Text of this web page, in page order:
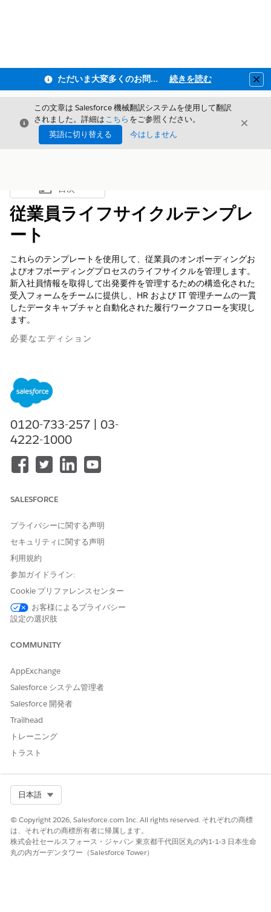
ただいま大変多くのお問い合わせをいただいており、ご連絡までにお時間を頂戴しております 続きを読む
閉じる
この文章は Salesforce 機械翻訳システムを使用して翻訳
されました。詳細はこちら をご参照ください。
英語に切り替える
今はしません
閉じる
目次を表示
目次
従業員ライフサイクルテンプレ
ート
これらのテンプレートを使用して、従業員のオンボーディングお
よびオフボーディングプロセスのライフサイクルを管理します。
新入社員情報を取得して出発要件を管理するための構造化された
受入フォームをチームに提供し、HR および IT 管理チームの一貫
したデータキャプチャと自動化された履行ワークフローを実現し
ます。
必要なエディション
使用可能なエディション: Agentforce IT Service が付属する
Enterprise
オンボーディング従業員
オンボーディングワークフローを標準化します。このプライマ
リサービスリクエストを使用して、複数の部門サービスリクエ
このテンプレートをリリースして、エンドツーエンドの従業員
リサービスリクエストを使用して、複数の部門サービスリクエ
ストを調整します。
0120-733-257 | 03-
4222-1000
SALESFORCE
プライバシーに関する声明
セキュリティに関する声明
利用規約
参加ガイドライン:
Cookie プリファレンスセンター
お客様によるプライバシー
設定の選択肢
COMMUNITY
AppExchange
Salesforce システム管理者
Salesforce 開発者
Trailhead
トレーニング
トラスト
日本語
© Copyright 2026, Salesforce.com Inc. All rights reserved. それぞれの商標
は、それぞれの商標所有者に帰属します。
株式会社セールスフォース・ジャパン 東京都千代田区丸の内1-1-3 日本生命
丸の内ガーデンタワー（Salesforce Tower）